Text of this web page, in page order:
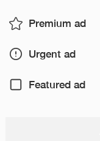
Premium ad
Urgent ad
Featured ad